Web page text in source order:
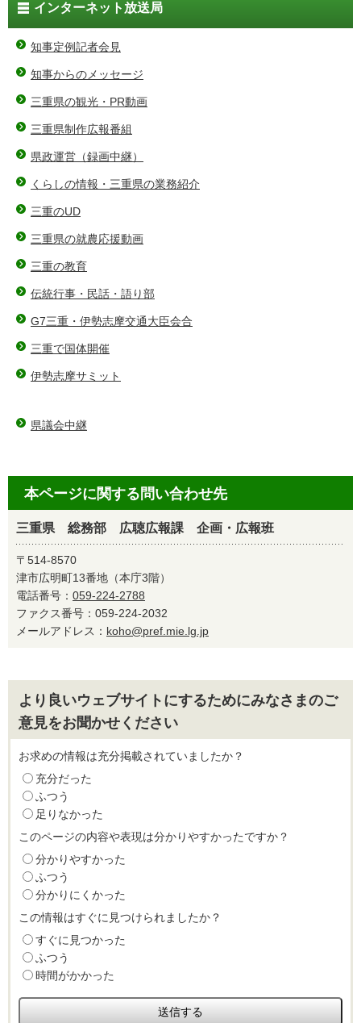
インターネット放送局
知事定例記者会見
知事からのメッセージ
三重県の観光・PR動画
三重県制作広報番組
県政運営（録画中継）
くらしの情報・三重県の業務紹介
三重のUD
三重県の就農応援動画
三重の教育
伝統行事・民話・語り部
G7三重・伊勢志摩交通大臣会合
三重で国体開催
伊勢志摩サミット
県議会中継
本ページに関する問い合わせ先
三重県 総務部 広聴広報課 企画・広報班
〒514-8570
津市広明町13番地（本庁3階）
電話番号： 059-224-2788
ファクス番号：059-224-2032
メールアドレス： koho@pref.mie.lg.jp
より良いウェブサイトにするためにみなさまのご
意見をお聞かせください
お求めの情報は充分掲載されていましたか？
充分だった
ふつう
足りなかった
このページの内容や表現は分かりやすかったですか？
分かりやすかった
ふつう
分かりにくかった
この情報はすぐに見つけられましたか？
すぐに見つかった
ふつう
時間がかかった